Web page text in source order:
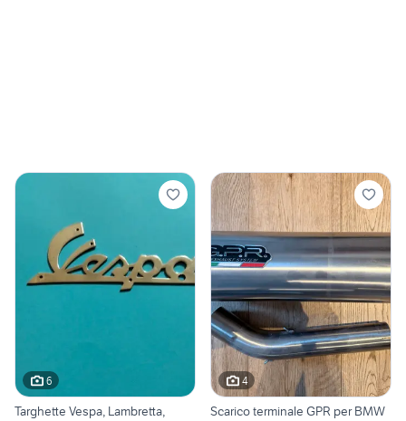
6
Targhette Vespa, Lambretta,
4
Scarico terminale GPR per BMW